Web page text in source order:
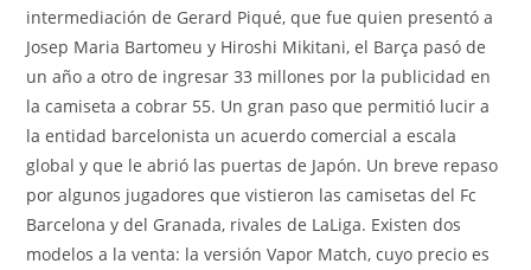
intermediación de Gerard Piqué, que fue quien presentó a
Josep Maria Bartomeu y Hiroshi Mikitani, el Barça pasó de
un año a otro de ingresar 33 millones por la publicidad en
la camiseta a cobrar 55. Un gran paso que permitió lucir a
la entidad barcelonista un acuerdo comercial a escala
global y que le abrió las puertas de Japón. Un breve repaso
por algunos jugadores que vistieron las camisetas del Fc
Barcelona y del Granada, rivales de LaLiga. Existen dos
modelos a la venta: la versión Vapor Match, cuyo precio es